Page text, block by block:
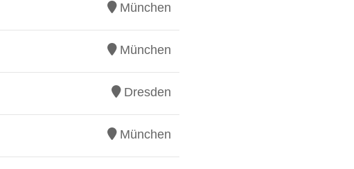
München
München
Dresden
München